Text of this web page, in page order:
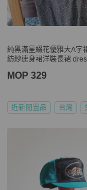
純黑滿星綴花優雅大A字
紡紗連身裙洋裝長裙
MOP 329
近新閒置品 台灣